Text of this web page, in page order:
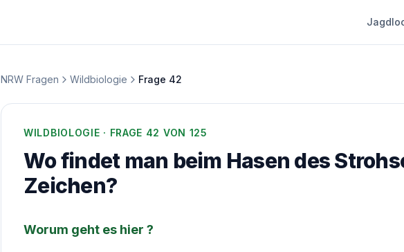
NRW Fragen Wildbiologie Frage 42
WILDBIOLOGIE · FRAGE 42 VON 125
Wo findet man beim Hasen des
Zeichen?
Worum geht es hier ?